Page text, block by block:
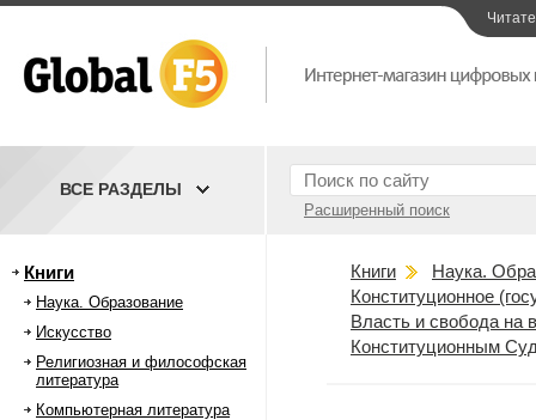
Расширенный поиск
ВСЕ РАЗДЕЛЫ
Книги
Наука. Образование
Искусство
Религиозная и философская
литература
Компьютерная литература
Книги
Наука.
Конституционное
Власть и свобода на
Конституционным